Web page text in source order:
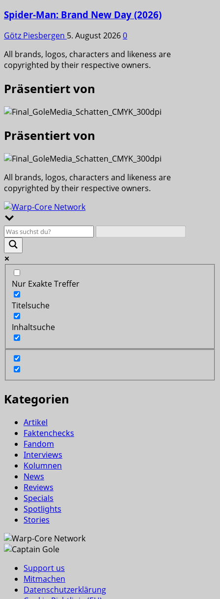
Spider-Man: Brand New Day (2026)
Götz Piesbergen 5. August 20260
All brands, logos, characters and likeness are
copyrighted by their respective owners.
Präsentiert von
Präsentiert von
All brands, logos, characters and likeness are
copyrighted by their respective owners.
Nur Exakte Treffer
Titelsuche
Inhaltsuche
Kategorien
Artikel
Faktenchecks
Fandom
Interviews
Kolumnen
News
Reviews
Specials
Spotlights
Stories
Support us
Mitmachen
Datenschutzerklärung